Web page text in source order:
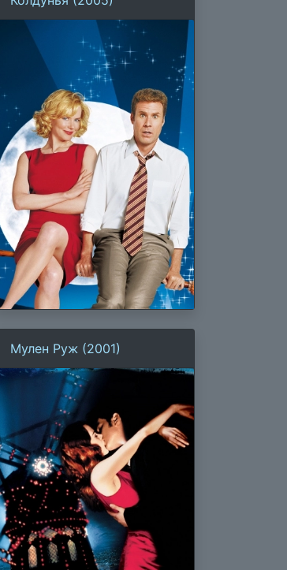
Мулен Руж (2001)